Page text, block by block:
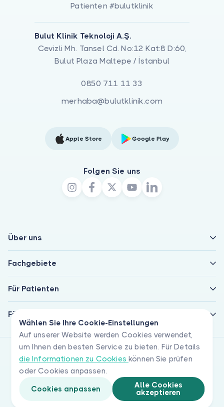
Wählen Sie Ihre Cookie-Einstellungen
Auf unserer Website werden Cookies verwendet,
um Ihnen den besten Service zu bieten. Für Details
die Informationen zu Cookieskönnen Sie prüfen
oder Cookies anpassen.
Cookies anpassen
Alle Cookies
akzeptieren
Patienten #bulutklinik
Bulut Klinik Teknoloji A.Ş.
Cevizli Mh. Tansel Cd. No:12 Kat:8 D:60,
Bulut Plaza Maltepe / İstanbul
0850 711 11 33
merhaba@bulutklinik.com
Apple Store Google Play
Folgen Sie uns
Über uns
Fachgebiete
Für Patienten
Für Ärzte